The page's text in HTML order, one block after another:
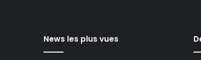
News les plus vues